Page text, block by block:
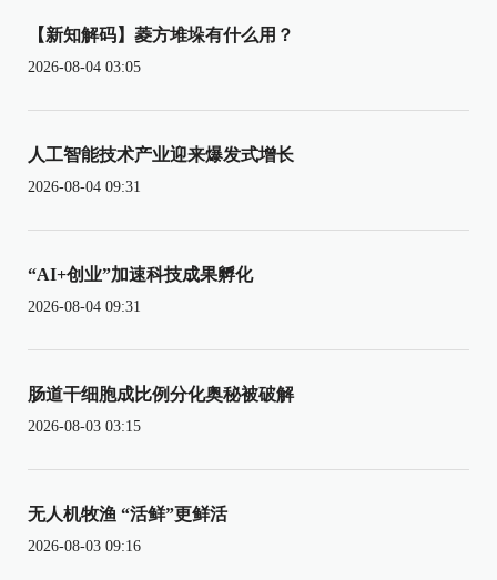
【新知解码】菱方堆垛有什么用？
2026-08-04 03:05
人工智能技术产业迎来爆发式增长
2026-08-04 09:31
“AI+创业”加速科技成果孵化
2026-08-04 09:31
肠道干细胞成比例分化奥秘被破解
2026-08-03 03:15
无人机牧渔 “活鲜”更鲜活
2026-08-03 09:16